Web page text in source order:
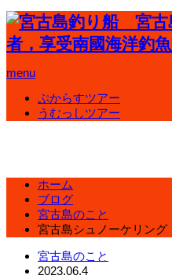
menu
ぷからすツアー
うむっしツアー
ホーム
ブログ
宮古島のこと
宮古島シュノーケリング
宮古島のこと
2023.06.4